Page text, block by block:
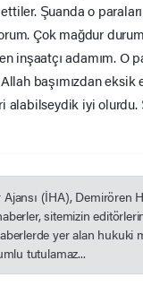
Şuanda o
Çok mağdur
inşaatçı adamım. O
başımızdan
alabilseydik iyi
(İHA), Demirören
sitemizin
yer alan hukuki
tutulamaz...